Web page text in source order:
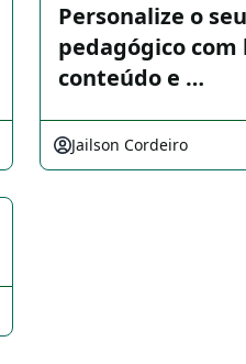
Personalize o
pedagógico com
conteúdo e …
Jailson Cordeiro